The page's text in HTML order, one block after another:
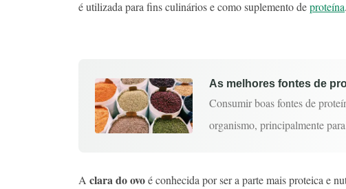
é utilizada para fins culinários e como suplemento deproteína
As melhores fontes de
Consumir boas fontes de
organismo, principalmente
A clara do ovoé conhecida por ser a parte mais proteica e